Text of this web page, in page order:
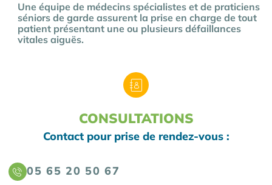
Une équipe de médecins spécialistes et de praticiens
séniors de garde assurent la prise en charge de tout
patient présentant une ou plusieurs défaillances
vitales aiguës.
CONSULTATIONS
Contact pour prise de rendez-vous :
05 65 20 50 67